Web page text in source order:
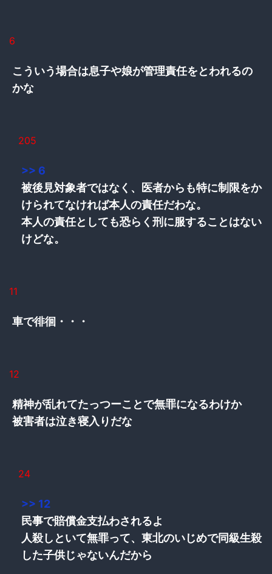
6
こういう場合は息子や娘が管理責任をとわれるの
かな
205
>> 6
被後見対象者ではなく、医者からも特に制限をか
けられてなければ本人の責任だわな。
本人の責任としても恐らく刑に服することはない
けどな。
11
車で徘徊・・・
12
精神が乱れてたっつーことで無罪になるわけか
被害者は泣き寝入りだな
24
>> 12
民事で賠償金支払わされるよ
人殺しといて無罪って、東北のいじめで同級生殺
した子供じゃないんだから